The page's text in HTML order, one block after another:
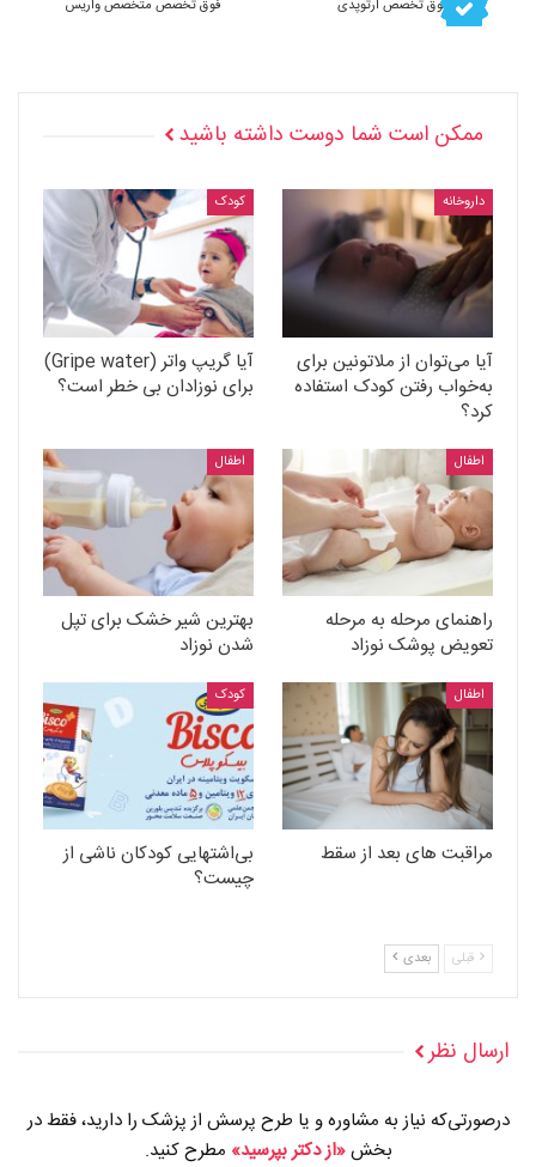
فوق تخصص ارتوپدی فوق تخصص متخصص واریس
ممکن است شما دوست داشته باشید
داروخانه
آیا می‌توان از ملاتونین برای
به‌خواب رفتن کودک استفاده
کرد؟
کودک
آیا گریپ واتر (Gripe water)
برای نوزادان بی خطر است؟
اطفال
راهنمای مرحله به مرحله
تعویض پوشک نوزاد
اطفال
بهترین شیر خشک برای تپل
شدن نوزاد
اطفال
مراقبت های بعد از سقط
کودک
بی‌اشتهایی کودکان ناشی از
چیست؟
قبلی بعدی
ارسال نظر
درصورتی‌که نیاز به مشاوره و یا طرح پرسش از پزشک را دارید، فقط در
بخش«از دکتر بپرسید» مطرح کنید.